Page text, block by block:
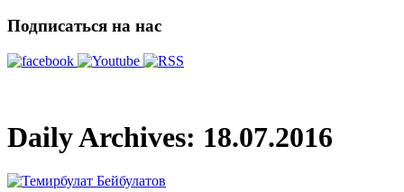
Подписаться на нас
Daily Archives: 18.07.2016